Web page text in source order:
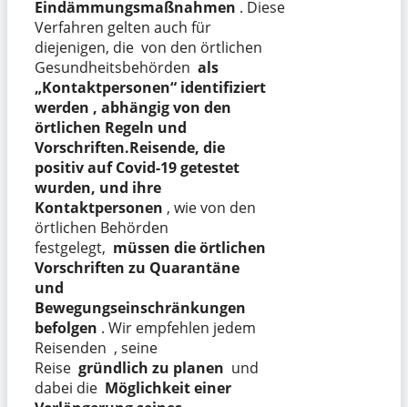
Eindämmungsmaßnahmen . Diese
Verfahren gelten auch für
diejenigen, die von den örtlichen
Gesundheitsbehörden als
„Kontaktpersonen“ identifiziert
werden , abhängig von den
örtlichen Regeln und
Vorschriften.Reisende, die
positiv auf Covid-19 getestet
wurden, und ihre
Kontaktpersonen , wie von den
örtlichen Behörden
festgelegt, müssen die örtlichen
Vorschriften zu Quarantäne
und
Bewegungseinschränkungen
befolgen . Wir empfehlen jedem
Reisenden , seine
Reise gründlich zu planen und
dabei die Möglichkeit einer